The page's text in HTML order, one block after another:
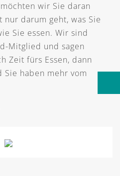
wir Sie daran
nur darum geht, was Sie
Sie essen. Wir sind
Mitglied und sagen
Zeit fürs Essen, dann
Sie haben mehr vom